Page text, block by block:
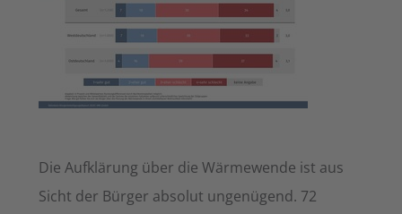
Die Aufklärung über die Wärmewende ist aus
Sicht der Bürger absolut ungenügend. 72